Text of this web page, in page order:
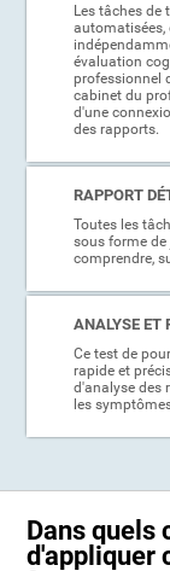
Les tâches
automatisées,
évaluation
professionnel
cabinet du
d'une
des rapports.
RAPPORT
Toutes les
sous forme de
comprendre,
ANALYSE ET
Ce test de
rapide et
d'analyse des
les
Dans
d'appliquer